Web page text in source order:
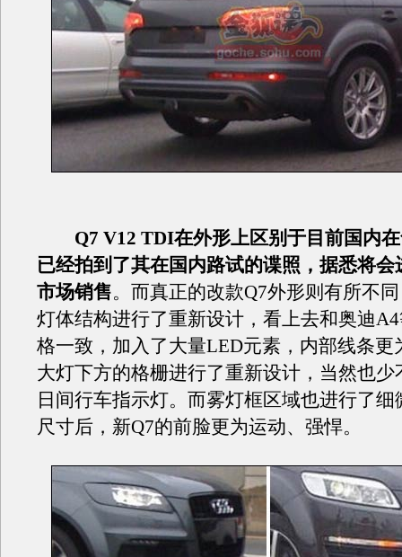
Q7 V12 TDI在外形上区别于目前国内
已经拍到了其在国内路试的谍照，据悉将会
市场销售。而真正的改款Q7外形则有所不
灯体结构进行了重新设计，看上去和奥迪
格一致，加入了大量LED元素，内部线条更
大灯下方的格栅进行了重新设计，当然也少
日间行车指示灯。而雾灯框区域也进行了细
尺寸后，新Q7的前脸更为运动、强悍。